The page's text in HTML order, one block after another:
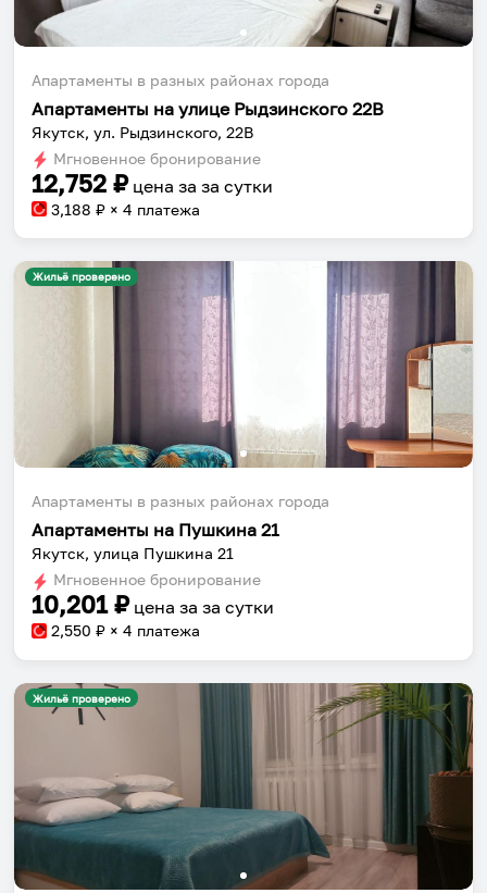
Апартаменты в разных районах города
Апартаменты на улице Рыдзинского 22В
Якутск, ул. Рыдзинского, 22В
Мгновенное бронирование
12,752 ₽ цена за за сутки
3,188 ₽ × 4 платежа
Жильё проверено
Апартаменты в разных районах города
Апартаменты на Пушкина 21
Якутск, улица Пушкина 21
Мгновенное бронирование
10,201₽ цена за за сутки
2,550 ₽ × 4 платежа
Жильё проверено